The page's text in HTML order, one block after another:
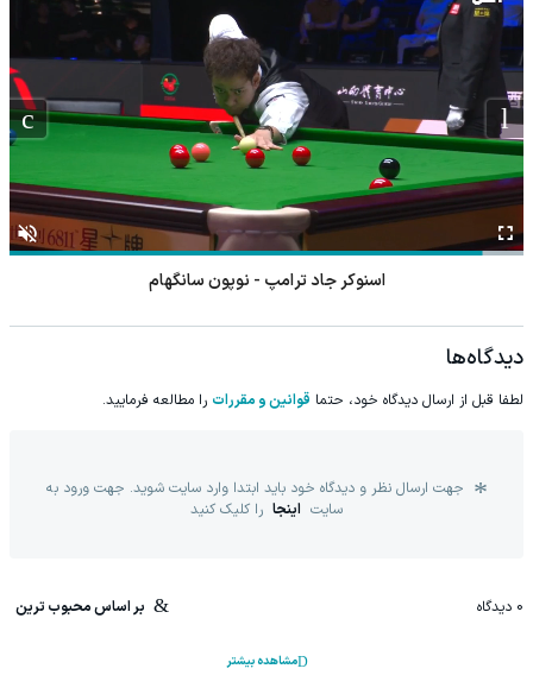
اسنوکر جاد ترامپ - نوپون سانگهام
دیدگاه‌ها
لطفا قبل از ارسال دیدگاه خود، حتما قوانین و مقررات را مطالعه فرمایید.
جهت ارسال نظر و دیدگاه خود باید ابتدا وارد سایت شوید. جهت ورود به
سایت اینجا را کلیک کنید
0 دیدگاه بر اساس محبوب ترین
مشاهده بیشتر